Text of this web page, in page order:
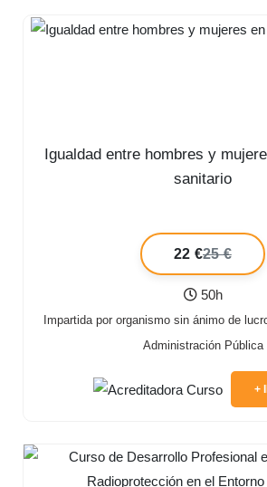
Igualdad entre hombres y
sanitario
22 €25 €
50h
Impartida por organismo sin ánimo de
Administración Pública
+